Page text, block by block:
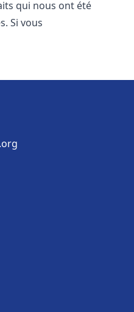
qui nous ont été
Si vous